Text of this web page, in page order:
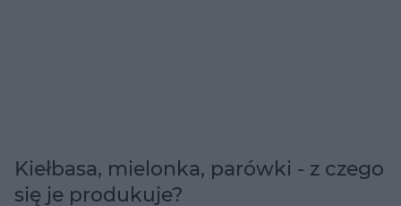
Kiełbasa, mielonka, parówki - z czego
się je produkuje?